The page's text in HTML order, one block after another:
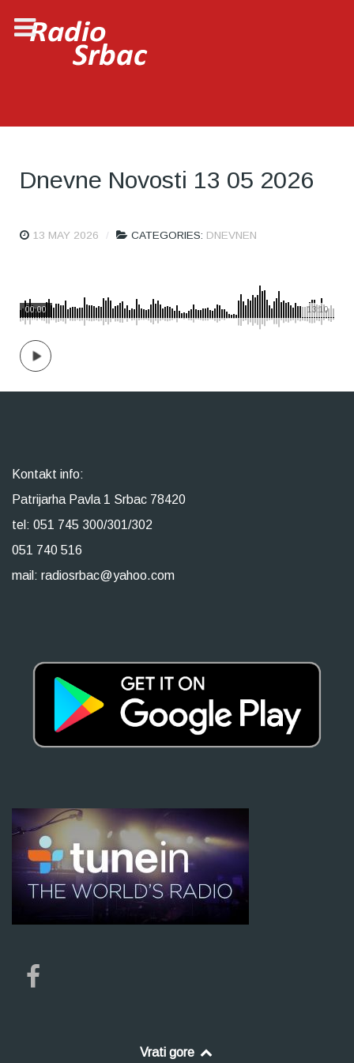
Dnevne Novosti 13 05 2026
13 MAY 2026 CATEGORIES: DNEVNEN
13:10
00:00
Kontakt info:
Patrijarha Pavla 1 Srbac 78420
tel: 051 745 300/301/302
051 740 516
mail: radiosrbac@yahoo.com
Vrati gore